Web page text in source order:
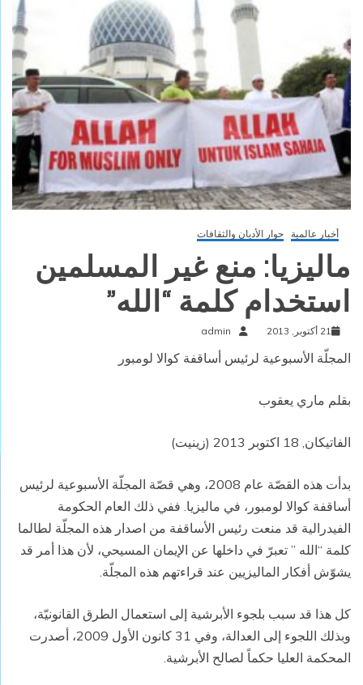
أخبار عالمية حوار الأديان والثقافات
ماليزيا: منع غير المسلمين
استخدام كلمة “الله”
21 أكتوبر, 2013 admin
المجلّة الأسبوعية لرئيس أساقفة كوالا لومبور
بقلم ماري يعقوب
الفاتيكان, 18 اكتوبر 2013 (زينيت)
بدأت هذه القصّة عام 2008، وهي قصّة المجلّة الأسبوعية لرئيس
أساقفة كوالا لومبور، في ماليزيا. ففي ذلك العام الحكومة
الفيدرالية قد منعت رئيس الأساقفة من اصدار هذه المجلّة لطالما
كلمة “الله ” تعبرّ في داخلها عن الإيمان المسيحي، لأن هذا أمر قد
يشوّش أفكار الماليزيين عند قراءتهم هذه المجلّة.
كل هذا قد سبب بلجوء الأبرشية إلى استعمال الطرق القانونيّة،
وبذلك اللجوء إلى العدالة، وفي 31 كانون الأول 2009، أصدرت
المحكمة العليا حكماً لصالح الأبرشية.